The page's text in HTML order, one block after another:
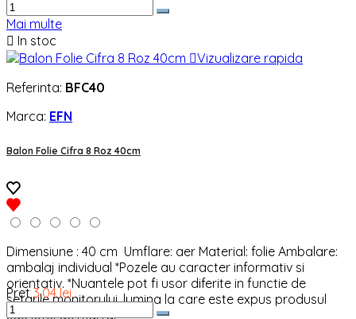
Mai multe
 In stoc
Vizualizare rapida
Referinta: BFC40
Marca: EFN
Balon Folie Cifra 8 Roz 40cm
Dimensiune : 40 cm Umflare: aer Material: folie Ambalare:
ambalaj individual *Pozele au caracter informativ si
orientativ. *Nuantele pot fi usor diferite in functie de
setarile monitorului, lumina la care este expus produsul
sau lotul de marfa.
Pret 3,04 lei